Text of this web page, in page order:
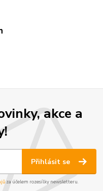
akce a
Přihlásit se
za účelem rozesílky newsletteru.